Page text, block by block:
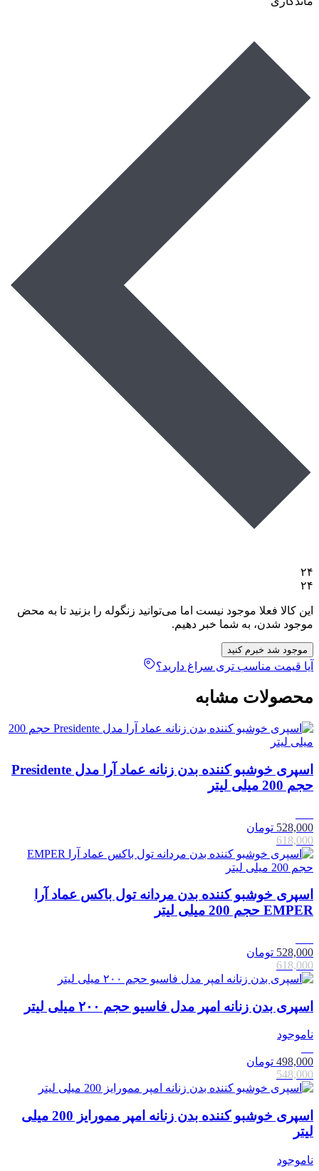
۲۴
۲۴
این کالا فعلا موجود نیست اما می‌توانید زنگوله را بزنید تا به محض
موجود شدن، به شما خبر دهیم.
موجود شد خبرم کنید
آیا قیمت مناسب تری سراغ دارید؟
محصولات مشابه
اسپری خوشبو کننده بدن زنانه عماد آرا مدل Presidente
حجم 200 میلی لیتر
528,000 تومان
618,000
اسپری خوشبو کننده بدن مردانه تول باکس عماد آرا
EMPER حجم 200 میلی لیتر
528,000 تومان
618,000
اسپری بدن زنانه امپر مدل فاسیو حجم ۲۰۰ میلی لیتر
ناموجود
498,000 تومان
548,000
اسپری خوشبو کننده بدن زنانه امپر ممورایز 200 میلی
لیتر
ناموجود